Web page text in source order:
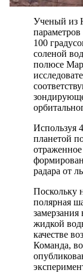
Ученый из
100
соленой
полюсе
Используя
планетой
радара от
Поскольку
полярная
жидкой
качестве
Команда,